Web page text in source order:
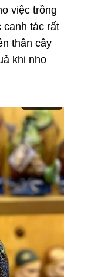
việc trồng
tác rất
thân cây
khi nho